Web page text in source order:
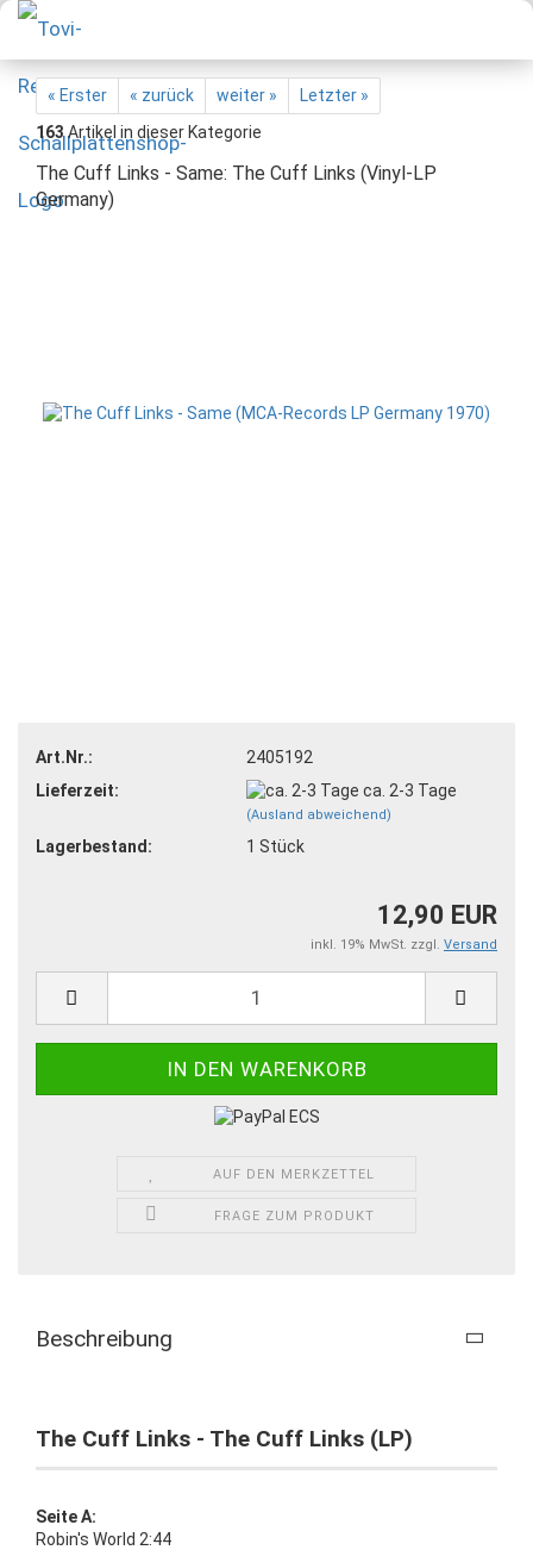
« Erster « zurück weiter »
Letzter »
163Artikel in dieser Kategorie
The Cuff Links - Same: The Cuff Links (Vinyl-LP
Germany)
Art.Nr.:
2405192
Lieferzeit:
ca. 2-3 Tage
(Ausland abweichend)
Lagerbestand: 1 Stück
12,90 EUR
inkl. 19% MwSt. zzgl. Versand
AUF DEN MERKZETTEL
FRAGE ZUM PRODUKT
Beschreibung
The Cuff Links - The Cuff Links (LP)
Seite A:
Robin's World 2:44